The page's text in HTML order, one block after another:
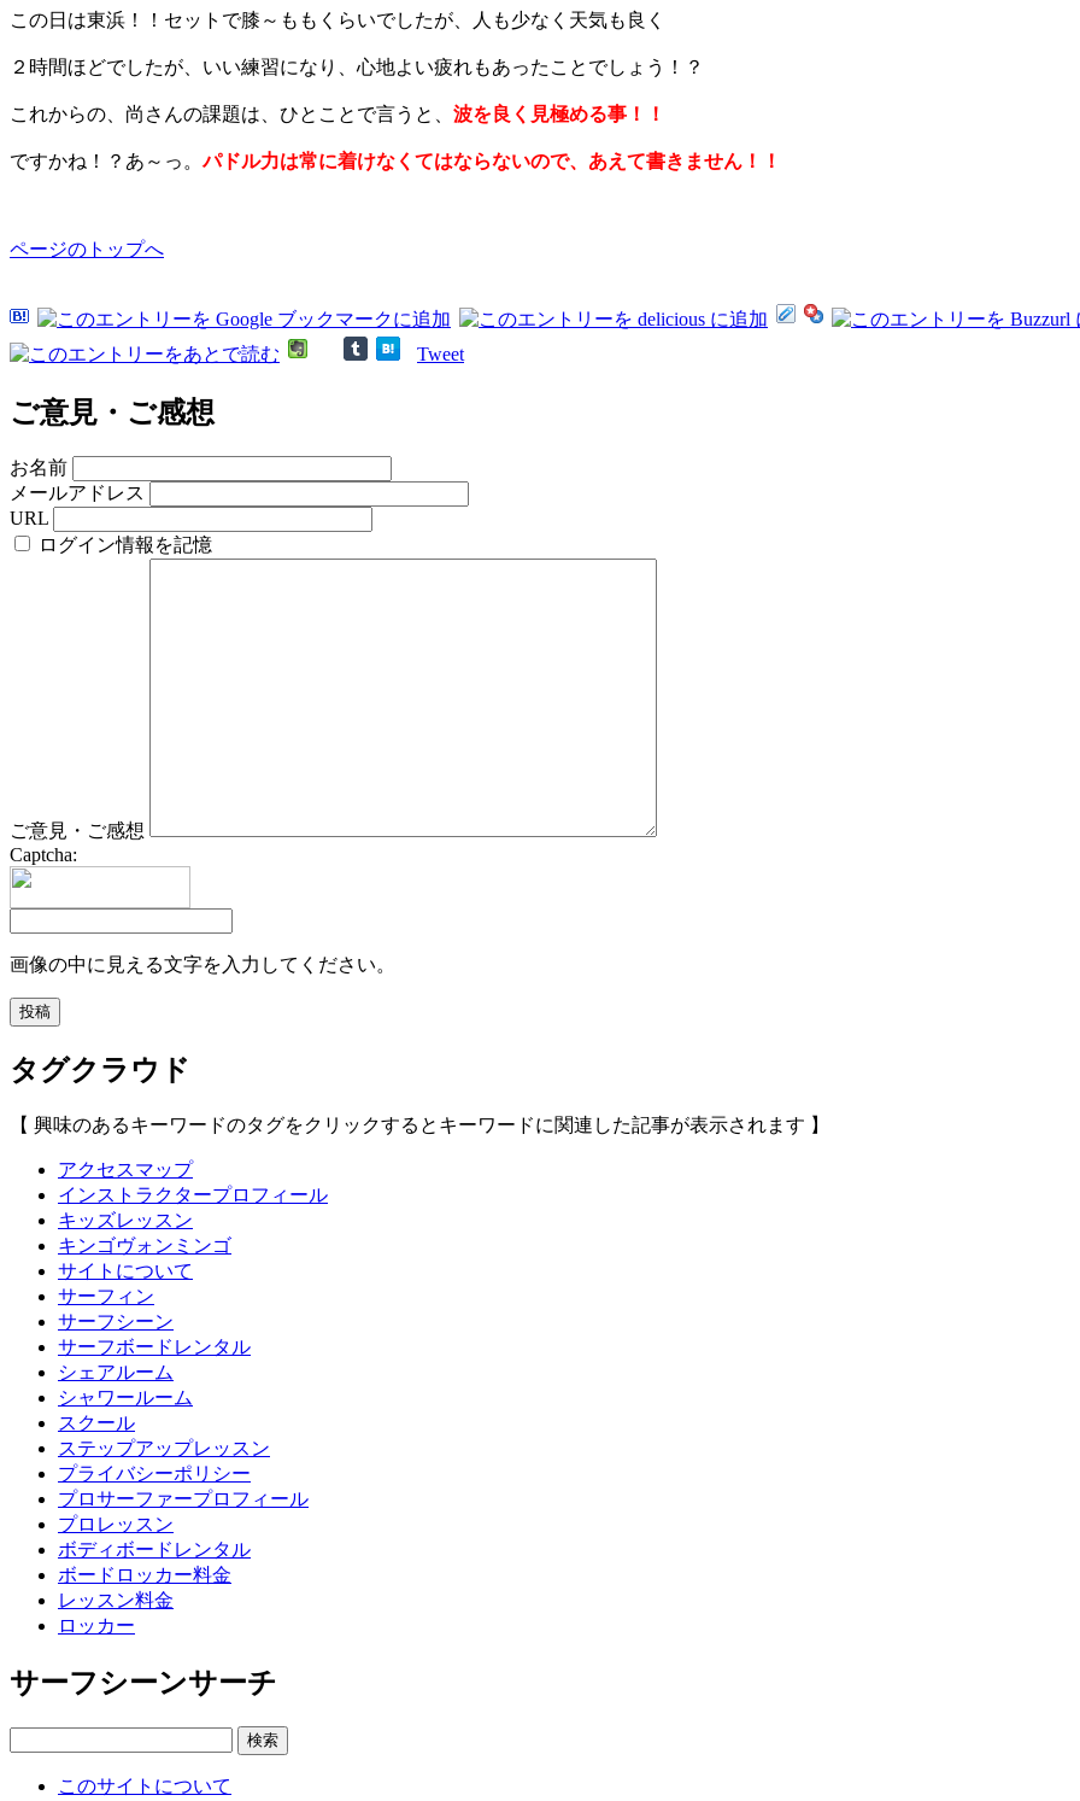
この日は東浜！！セットで膝～ももくらいでしたが、人も少なく天気も良く
２時間ほどでしたが、いい練習になり、心地よい疲れもあったことでしょう！？
これからの、尚さんの課題は、ひとことで言うと、 波を良く見極める事！！
ですかね！？あ～っ。パドル力は常に着けなくてはならないので、あえて書きません！！
ページのトップへ
Tweet
ご意見・ご感想
お名前
メールアドレス
URL
ログイン情報を記憶
ご意見・ご感想
Captcha:
画像の中に見える文字を入力してください。
タグクラウド
【 興味のあるキーワードのタグをクリックするとキーワードに関連した記事が表示されます 】
アクセスマップ
インストラクタープロフィール
キッズレッスン
キンゴヴォンミンゴ
サイトについて
サーフィン
サーフシーン
サーフボードレンタル
シェアルーム
シャワールーム
スクール
ステップアップレッスン
プライバシーポリシー
プロサーファープロフィール
プロレッスン
ボディボードレンタル
ボードロッカー料金
レッスン料金
ロッカー
サーフシーンサーチ
このサイトについて